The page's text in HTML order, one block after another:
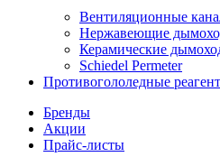
Вентиляционные
Нержавеющие
Керамические
Schiedel Permeter
Противогололедные
Бренды
Акции
Прайс-листы